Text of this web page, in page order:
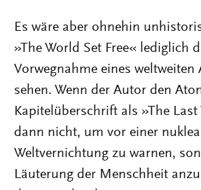
Es wäre aber ohnehin
»The World Set Free« lediglich
Vorwegnahme eines weltweiten
sehen. Wenn der Autor den
Kapitelüberschrift als »The
dann nicht, um vor einer
Weltvernichtung zu warnen,
Läuterung der Menschheit